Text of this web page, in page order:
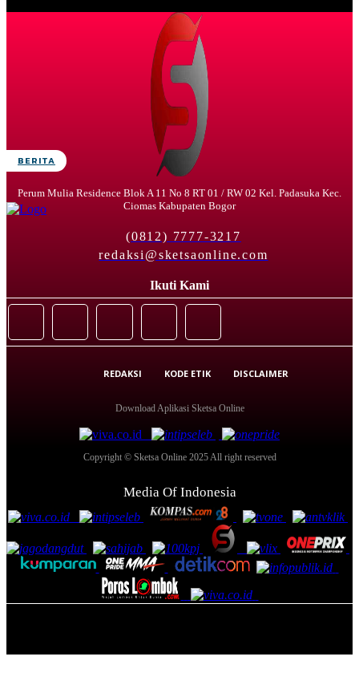
BERITA
Perum Mulia Residence Blok A 11 No 8 RT 01 / RW 02 Kel. Padasuka Kec.
Ciomas Kabupaten Bogor
(0812) 7777-3217
redaksi@sketsaonline.com
Ikuti Kami
REDAKSI KODE ETIK DISCLAIMER
Download Aplikasi Sketsa Online
Copyright © Sketsa Online 2025 All right reserved
Media Of Indonesia